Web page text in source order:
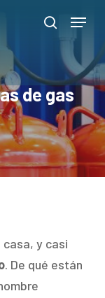
search
Menu
de gas
casa, y casi
. De qué están
Close
Menu